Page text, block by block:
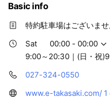
Basic info
特約駐車場はございませ
Sat
00:00 - 00:00
9:00～20:30｜(日・祝
027-324-0550
www.e-takasaki.com/